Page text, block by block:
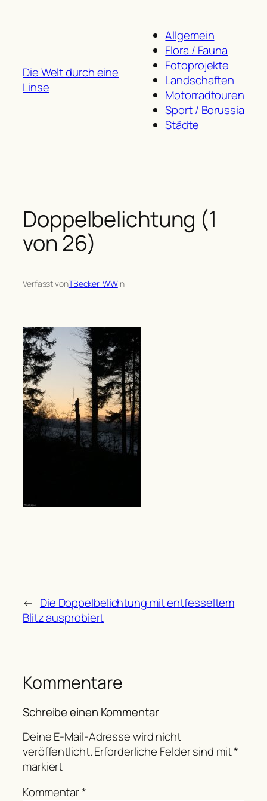
Die Welt durch eine
Linse
Allgemein
Flora / Fauna
Fotoprojekte
Landschaften
Motorradtouren
Sport / Borussia
Städte
Doppelbelichtung (1
von 26)
Verfasst vonTBecker-WWin
← Die Doppelbelichtung mit entfesseltem
Blitz ausprobiert
Kommentare
Schreibe einen Kommentar
Deine E-Mail-Adresse wird nicht
veröffentlicht.Erforderliche Felder sind mit*
markiert
Kommentar*